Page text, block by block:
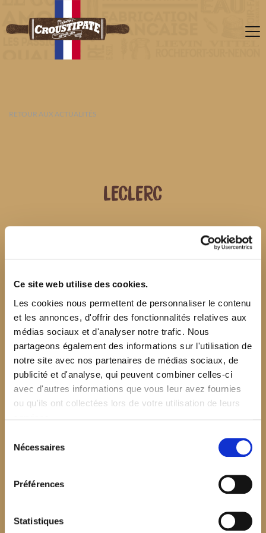
Ce site web utilise des cookies.
Les cookies nous permettent de personnaliser le contenu
et les annonces, d'offrir des fonctionnalités relatives aux
médias sociaux et d'analyser notre trafic. Nous
partageons également des informations sur l'utilisation de
notre site avec nos partenaires de médias sociaux, de
publicité et d'analyse, qui peuvent combiner celles-ci
avec d'autres informations que vous leur avez fournies
ou qu'ils ont collectées lors de votre utilisation de leurs
Nécessaires
Préférences
Statistiques
RETOUR AUX ACTUALITÉS
LECLERC